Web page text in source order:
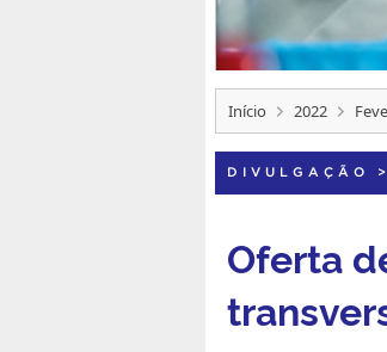
Início 2022
DIVULGAÇÃO >
Oferta